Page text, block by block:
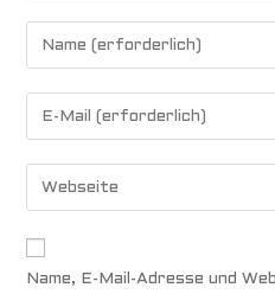
Name, E-Mail-Adresse und